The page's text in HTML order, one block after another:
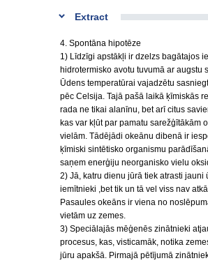
Extract
4. Spontāna hipotēze
1) Līdzīgi apstākļi ir dzelzs bagātajos
hidrotermisko avotu tuvumā ar augstu
Ūdens temperatūrai vajadzētu
pēc Celsija. Tajā pašā laikā ķīmiskās
rada ne tikai alanīnu, bet arī citus
kas var kļūt par pamatu sarežģītākām
vielām. Tādējādi okeānu dibenā ir
ķīmiski sintētisko organismu
saņem enerģiju neorganisko vielu
2) Jā, katru dienu jūrā tiek atrasti jauni
iemītnieki ,bet tik un tā vel viss nav
Pasaules okeāns ir viena no
vietām uz zemes.
3) Speciālajās mēģenēs zinātnieki
procesus, kas, visticamāk, notika
jūru apakšā. Pirmajā pētījumā